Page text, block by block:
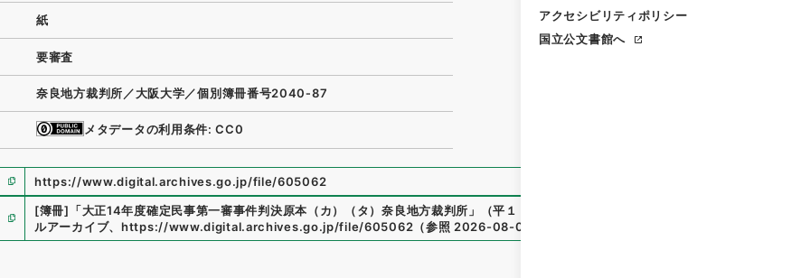
アクセシビリティポリシー
国立公文書館へ
紙
要審査
奈良地方裁判所／大阪大学／個別簿冊番号2040‐87
メタデータの利用条件: CC0
https://www.digital.archives.go.jp/file/605062
[簿冊] 「大正14年度確定民事第一審事件判決原本（カ）（タ）奈良地方裁判所 」 （平１８民事02372100
ルアーカイブ、 https://www.digital.archives.go.jp/file/605062 （参照 2026-08-08